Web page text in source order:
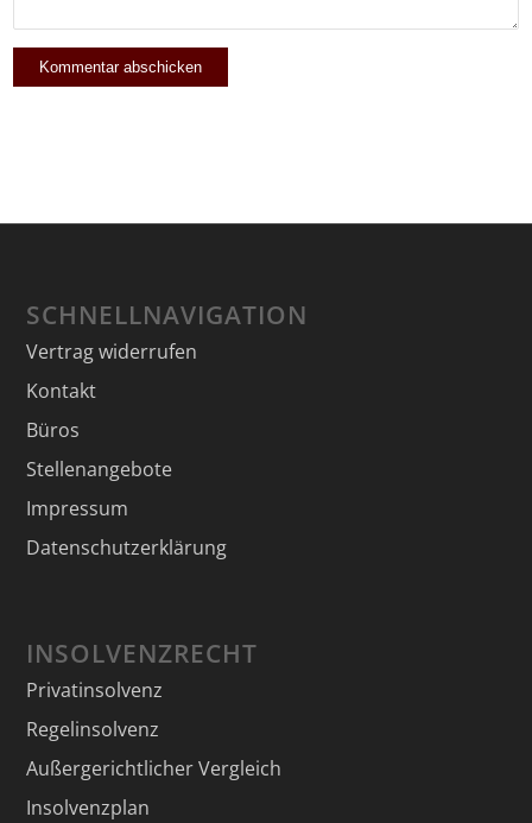
SCHNELLNAVIGATION
Vertrag widerrufen
Kontakt
Büros
Stellenangebote
Impressum
Datenschutzerklärung
INSOLVENZRECHT
Privatinsolvenz
Regelinsolvenz
Außergerichtlicher Vergleich
Insolvenzplan